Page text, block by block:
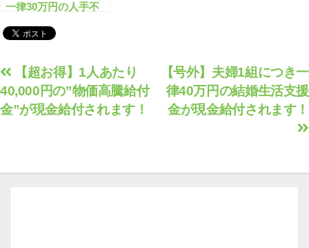
一律30万円の人手不
す！
投
稿
ナ
【号外】夫婦1組につき一
律40万円の結婚生活支援
金が現金給付されます！
【超お得】1人あたり
40,000円の”物価高騰給付
金”が現金給付されます！